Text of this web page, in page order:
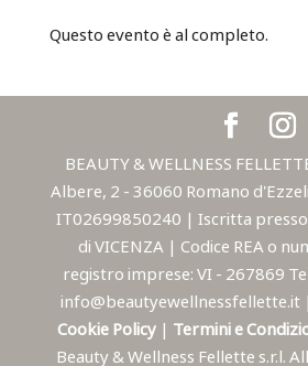
Questo evento è al completo.
BEAUTY & WELLNESS
Albere, 2 - 36060 Romano
IT02699850240 | Iscritta
di VICENZA | Codice REA o
registro imprese: VI - 267869
info@beautyewellnessfellette.it |
Cookie Policy | Termini e
Beauty & Wellness Fellette s.r.l.